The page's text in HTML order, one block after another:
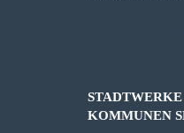
KOMMUNEN